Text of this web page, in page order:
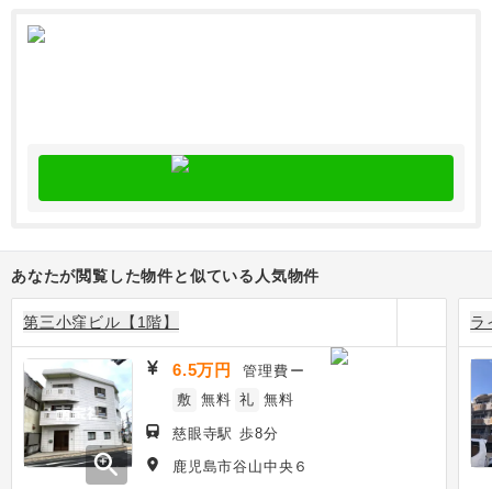
あなたが閲覧した物件と似ている人気物件
第三小窪ビル【1階】
zoom_in
6.5万円 管理費 ー
敷 無料 礼 無料
慈眼寺駅 歩8分
鹿児島市谷山中央６
ラ